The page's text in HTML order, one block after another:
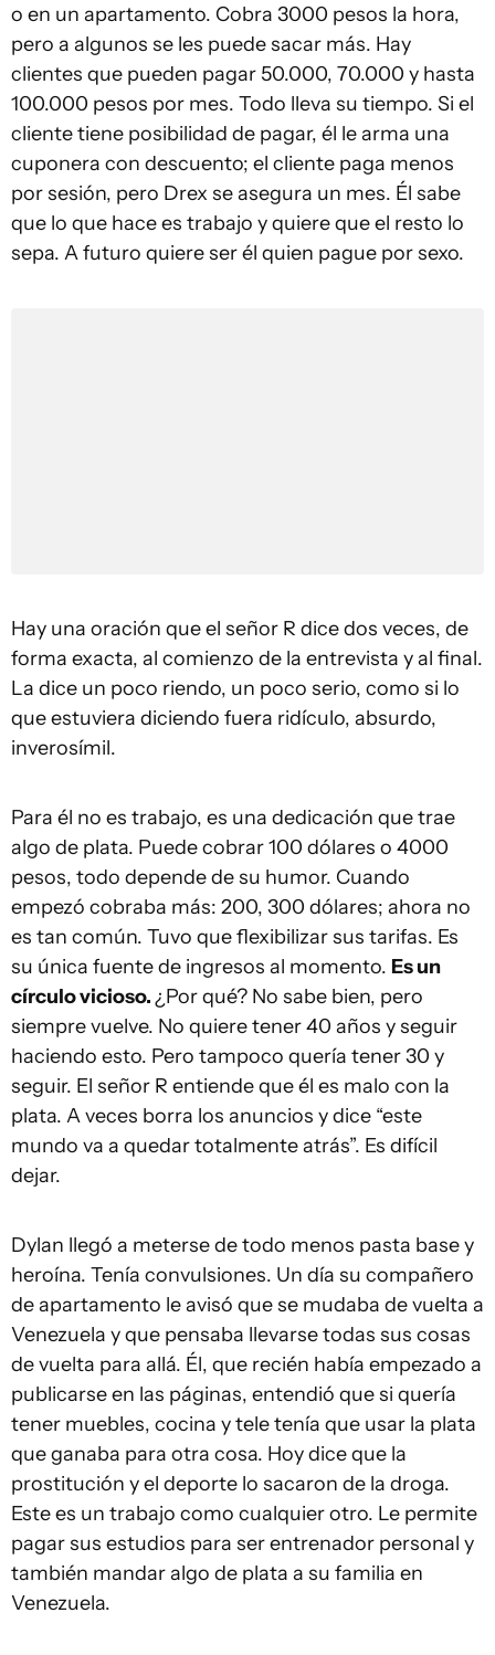
o en un apartamento. Cobra 3000 pesos la hora,
pero a algunos se les puede sacar más. Hay
clientes que pueden pagar 50.000, 70.000 y hasta
100.000 pesos por mes. Todo lleva su tiempo. Si el
cliente tiene posibilidad de pagar, él le arma una
cuponera con descuento; el cliente paga menos
por sesión, pero Drex se asegura un mes. Él sabe
que lo que hace es trabajo y quiere que el resto lo
sepa. A futuro quiere ser él quien pague por sexo.
Hay una oración que el señor R dice dos veces, de
forma exacta, al comienzo de la entrevista y al final.
La dice un poco riendo, un poco serio, como si lo
que estuviera diciendo fuera ridículo, absurdo,
inverosímil.
Para él no es trabajo, es una dedicación que trae
algo de plata. Puede cobrar 100 dólares o 4000
pesos, todo depende de su humor. Cuando
empezó cobraba más: 200, 300 dólares; ahora no
es tan común. Tuvo que flexibilizar sus tarifas. Es
su única fuente de ingresos al momento. Es un
círculo vicioso.¿Por qué? No sabe bien, pero
siempre vuelve. No quiere tener 40 años y seguir
haciendo esto. Pero tampoco quería tener 30 y
seguir. El señor R entiende que él es malo con la
plata. A veces borra los anuncios y dice “este
mundo va a quedar totalmente atrás”. Es difícil
dejar.
Dylan llegó a meterse de todo menos pasta base y
heroína. Tenía convulsiones. Un día su compañero
de apartamento le avisó que se mudaba de vuelta a
Venezuela y que pensaba llevarse todas sus cosas
de vuelta para allá. Él, que recién había empezado a
publicarse en las páginas, entendió que si quería
tener muebles, cocina y tele tenía que usar la plata
que ganaba para otra cosa. Hoy dice que la
prostitución y el deporte lo sacaron de la droga.
Este es un trabajo como cualquier otro. Le permite
pagar sus estudios para ser entrenador personal y
también mandar algo de plata a su familia en
Venezuela.